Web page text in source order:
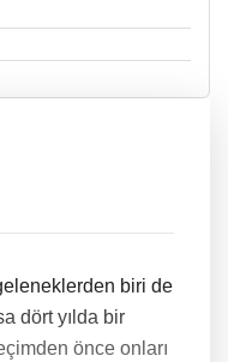
biri de
dört yılda bir
önce onları